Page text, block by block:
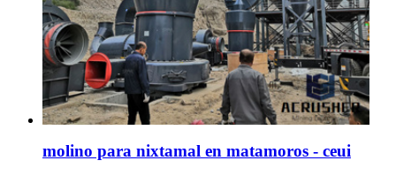
molino para nixtamal en matamoros - ceui